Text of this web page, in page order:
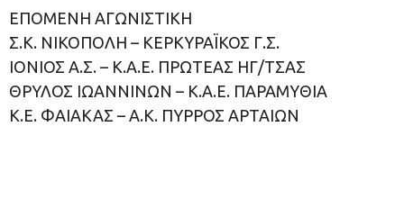
ΕΠΟΜΕΝΗ ΑΓΩΝΙΣΤΙΚΗ
Σ.Κ. ΝΙΚΟΠΟΛΗ – ΚΕΡΚΥΡΑΪΚΟΣ Γ.Σ.
ΙΟΝΙΟΣ Α.Σ. – Κ.Α.Ε. ΠΡΩΤΕΑΣ ΗΓ/ΤΣΑΣ
ΘΡΥΛΟΣ ΙΩΑΝΝΙΝΩΝ – Κ.Α.Ε. ΠΑΡΑΜΥΘΙΑ
Κ.Ε. ΦΑΙΑΚΑΣ – Α.Κ. ΠΥΡΡΟΣ ΑΡΤΑΙΩΝ